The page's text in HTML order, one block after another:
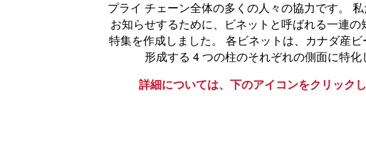
プライ チェーン全体の多くの人々の協力です。
お知らせするために、ビネットと呼ばれる一連の
特集を作成しました。 各ビネットは、カナダ産
形成する 4 つの柱のそれぞれの側面に特化
詳細については、下のアイコンをクリックし